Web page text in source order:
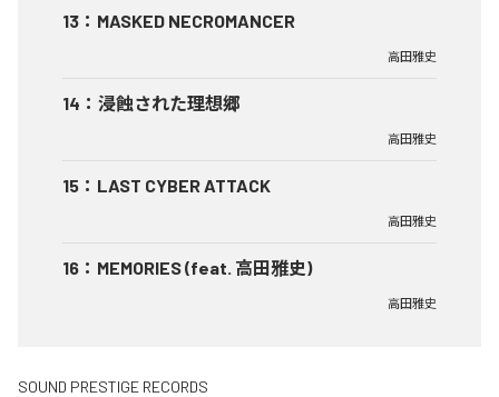
13 ： MASKED NECROMANCER
高田雅史
14 ： 浸蝕された理想郷
高田雅史
15 ： LAST CYBER ATTACK
高田雅史
16 ： MEMORIES (feat. 高田雅史)
高田雅史
SOUND PRESTIGE RECORDS